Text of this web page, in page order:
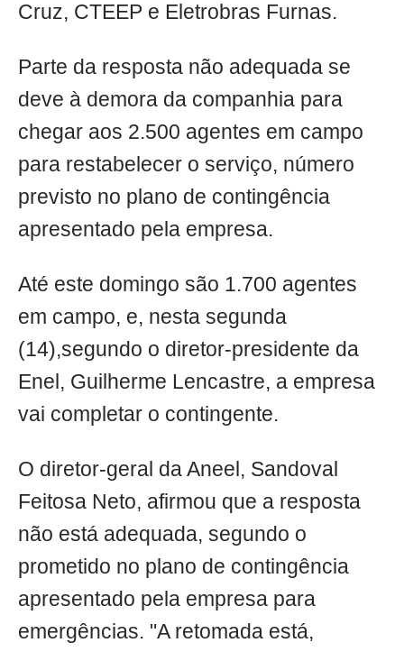
Cruz, CTEEP e Eletrobras Furnas.
Parte da resposta não adequada se
deve à demora da companhia para
chegar aos 2.500 agentes em campo
para restabelecer o serviço, número
previsto no plano de contingência
apresentado pela empresa.
Até este domingo são 1.700 agentes
em campo, e, nesta segunda
(14),segundo o diretor-presidente da
Enel, Guilherme Lencastre, a empresa
vai completar o contingente.
O diretor-geral da Aneel, Sandoval
Feitosa Neto, afirmou que a resposta
não está adequada, segundo o
prometido no plano de contingência
apresentado pela empresa para
emergências. "A retomada está,